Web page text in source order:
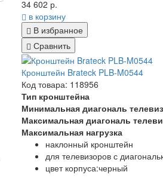
34 602 р.
в корзину
В избранное
Сравнить
Кронштейн Brateck PLB-M0544
Код товара: 118956
Тип кронштейна
Минимальная диагональ
Максимальная диагональ
Максимальная нагрузка
наклонный кронштейн
для телевизоров с
цвет корпуса:черный